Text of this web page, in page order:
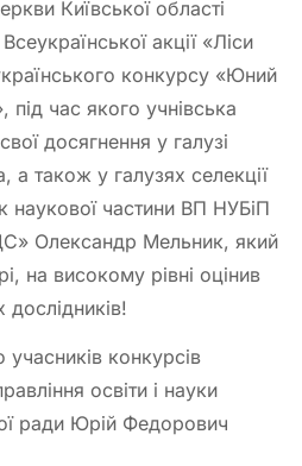
Київської області
акції «Ліси
конкурсу «Юний
під час якого учнівська
досягнення у галузі
а також у галузях селекції
наукової частини ВП НУБіП
Олександр Мельник, який
на високому рівні оцінив
конкурсів
освіти і науки
ради Юрій Федорович